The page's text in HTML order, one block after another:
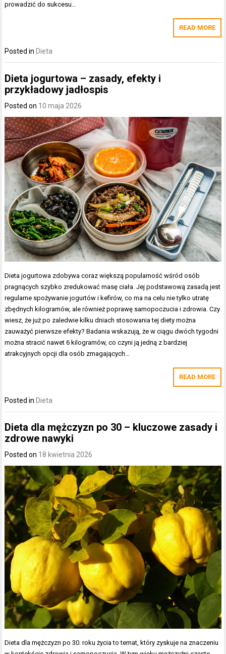
prowadzić do sukcesu…
READ MORE
Posted in Dieta
Dieta jogurtowa – zasady, efekty i
przykładowy jadłospis
Posted on 10 maja 2026
Dieta jogurtowa zdobywa coraz większą popularność wśród osób
pragnących szybko zredukować masę ciała. Jej podstawową zasadą jest
regularne spożywanie jogurtów i kefirów, co ma na celu nie tylko utratę
zbędnych kilogramów, ale również poprawę samopoczucia i zdrowia. Czy
wiesz, że już po zaledwie kilku dniach stosowania tej diety można
zauważyć pierwsze efekty? Badania wskazują, że w ciągu dwóch tygodni
można stracić nawet 6 kilogramów, co czyni ją jedną z bardziej
atrakcyjnych opcji dla osób zmagających…
READ MORE
Posted in Dieta
Dieta dla mężczyzn po 30 – kluczowe zasady i
zdrowe nawyki
Posted on 18 kwietnia 2026
Dieta dla mężczyzn po 30. roku życia to temat, który zyskuje na znaczeniu